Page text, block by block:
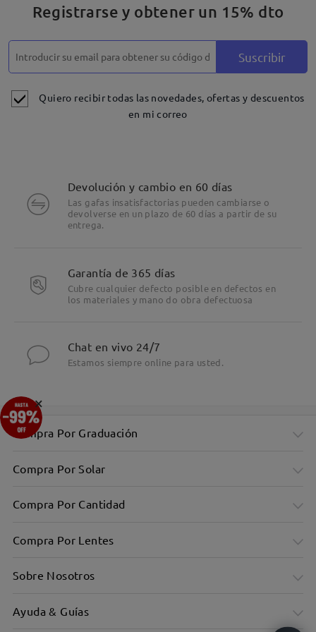
Deje su comentario
Registrarse y obtener un 15% dto
Suscribir
Quiero recibir todas las novedades, ofertas y descuentos
en mi correo
Devolución y cambio en 60 días
Las gafas insatisfactorias pueden cambiarse o
devolverse en un plazo de 60 días a partir de su
entrega.
Garantía de 365 días
Cubre cualquier defecto posible en defectos en
los materiales y mano do obra defectuosa
Chat en vivo 24/7
Estamos siempre online para usted.
Compra Por Graduación
Compra Por Solar
Compra Por Cantidad
Compra Por Lentes
Sobre Nosotros
Ayuda & Guías
×